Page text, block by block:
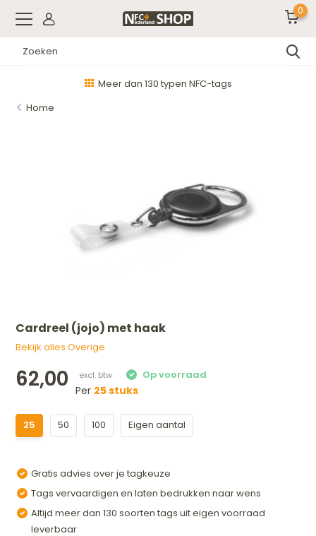
0
Meer dan 130 typen NFC-tags
Home
Cardreel (jojo) met haak
Bekijk alles Overige
62,00 Per 25 stuks
25 50 100 Eigen aantal
Gratis advies over je tagkeuze
Tags vervaardigen en laten bedrukken naar wens
Altijd meer dan 130 soorten tags uit eigen voorraad
leverbaar